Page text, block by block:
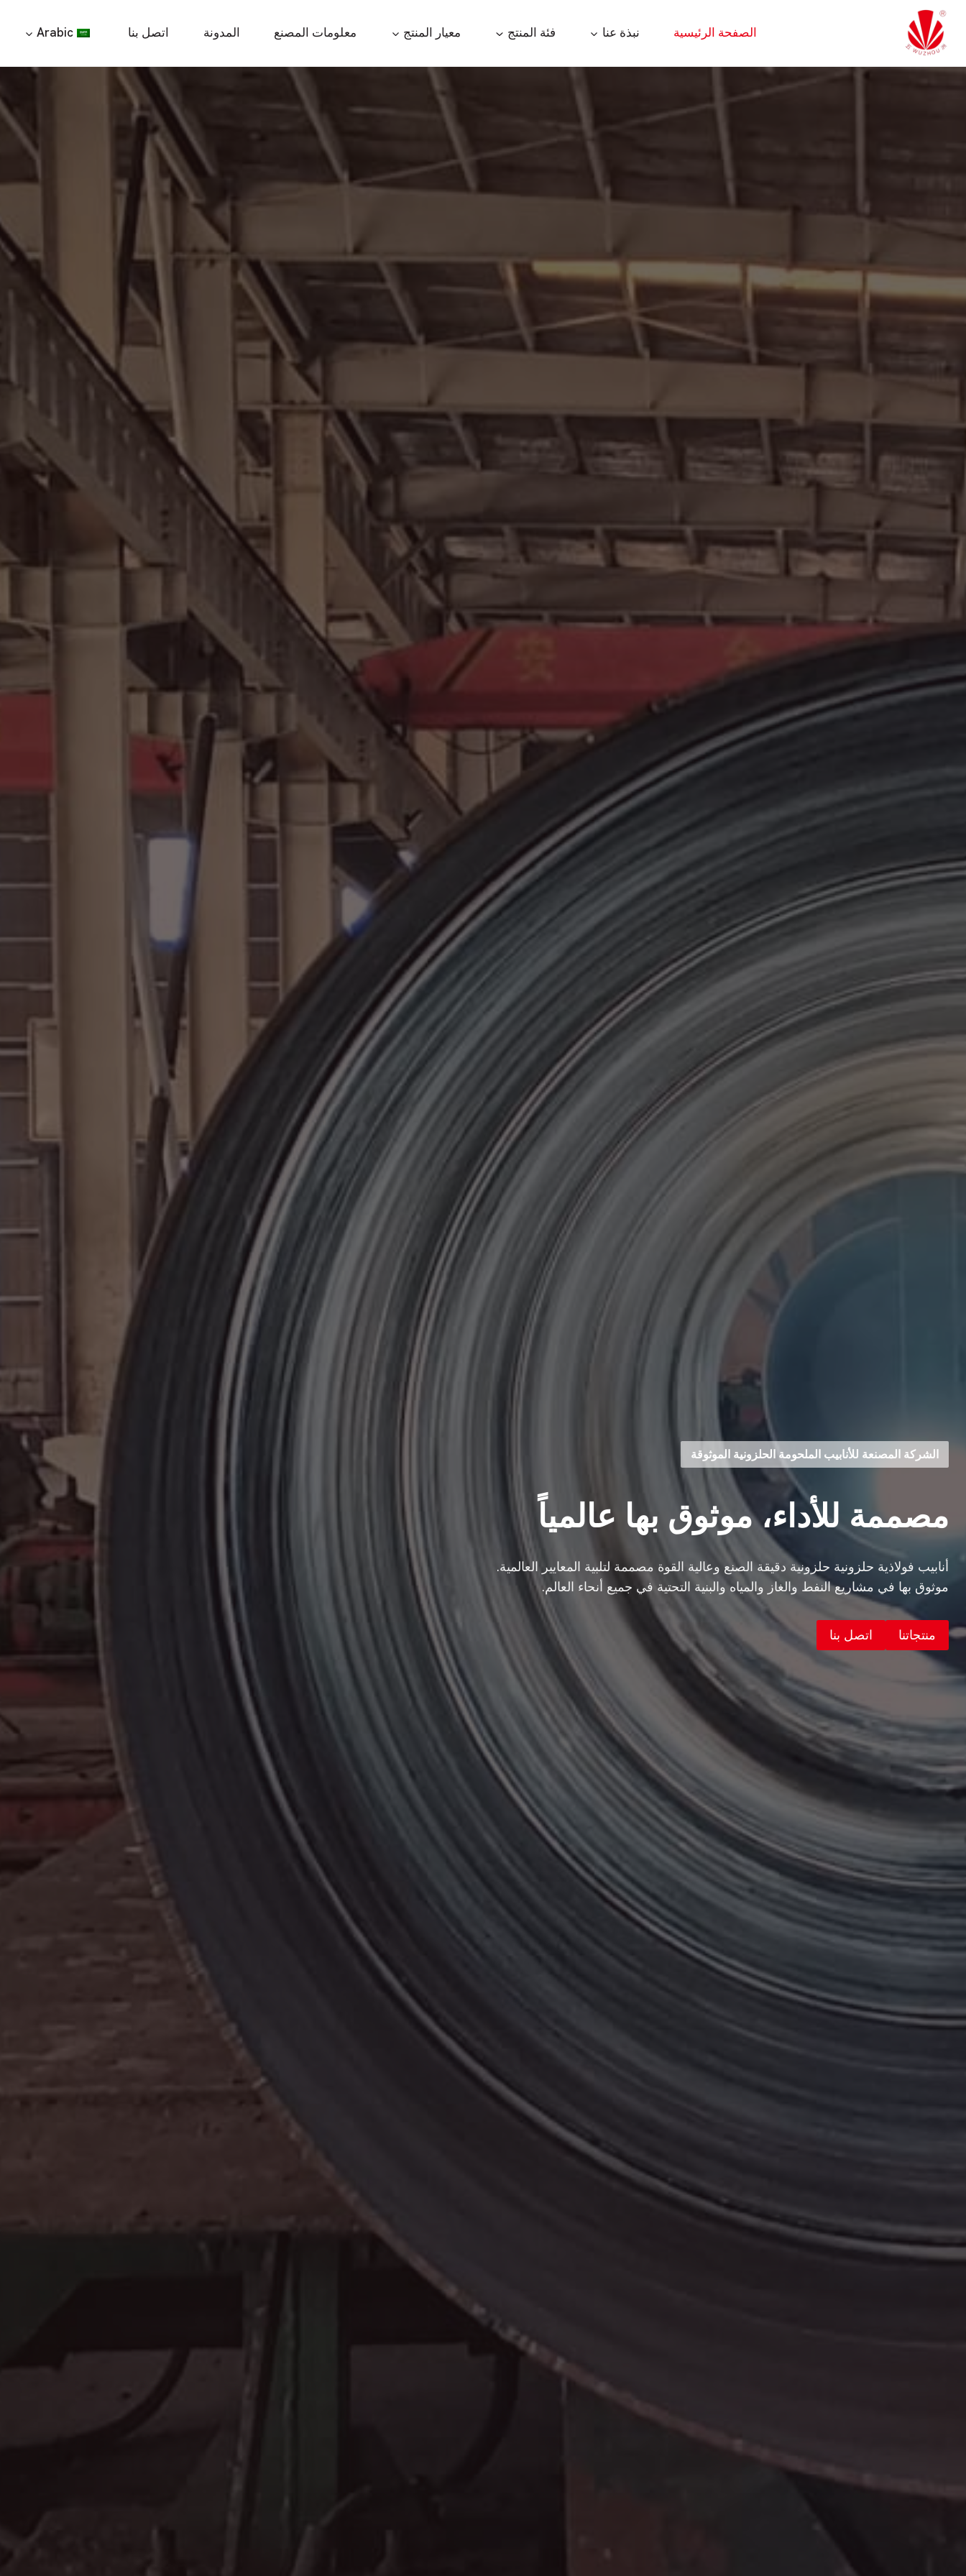
التجاوز
المحتوى
الصفحة الرئيسية نبذة عنا فئة المنتج معيار المنتج معلومات المصنع المدونة اتصل بنا Arabic
الشركة المصنعة للأنابيب الملحومة الحلزونية الموثوقة
مصممة للأداء، موثوق بها عالمياً
أنابيب فولاذية حلزونية حلزونية دقيقة الصنع وعالية القوة مصممة لتلبية المعايير العالمية.
موثوق بها في مشاريع النفط والغاز والمياه والبنية التحتية في جميع أنحاء العالم.
منتجاتنا اتصل بنا